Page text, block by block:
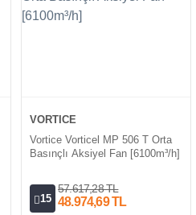
VORTICE
Vortice Vorticel MP 506 T Orta
Basınçlı Aksiyel Fan [6100m³/h]
15
57.617,28 TL
48.974,69 TL